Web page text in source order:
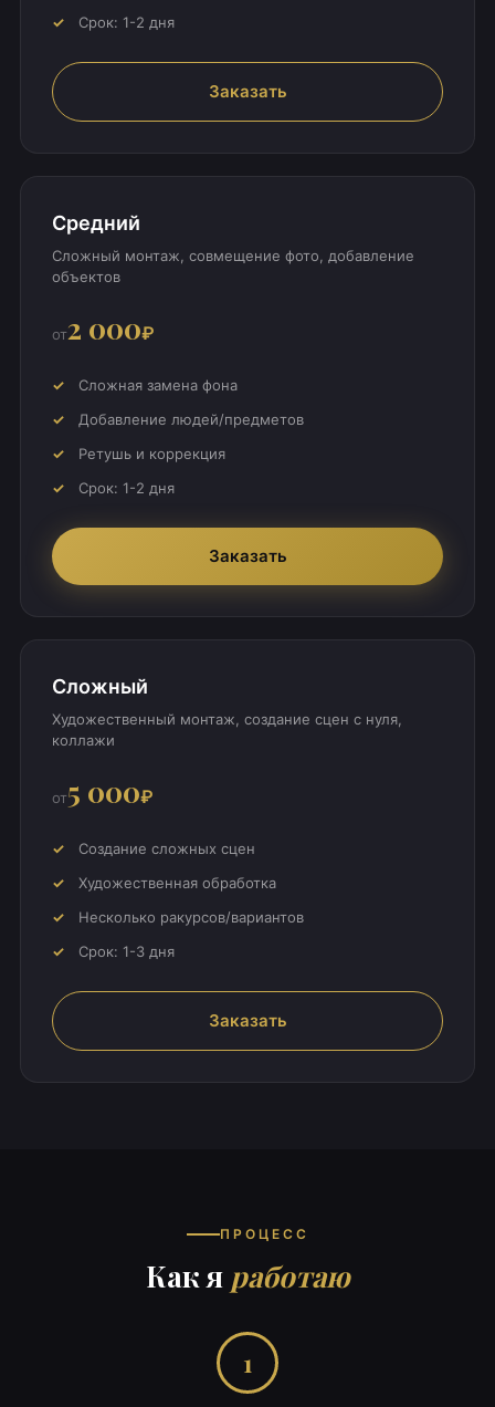
Срок: 1-2 дня
Заказать
Средний
Сложный монтаж, совмещение фото, добавление
объектов
от2 000₽
Сложная замена фона
Добавление людей/предметов
Ретушь и коррекция
Срок: 1-2 дня
Заказать
Сложный
Художественный монтаж, создание сцен с нуля,
коллажи
от5 000₽
Создание сложных сцен
Художественная обработка
Несколько ракурсов/вариантов
Срок: 1-3 дня
Заказать
ПРОЦЕСС
Как я работаю
1